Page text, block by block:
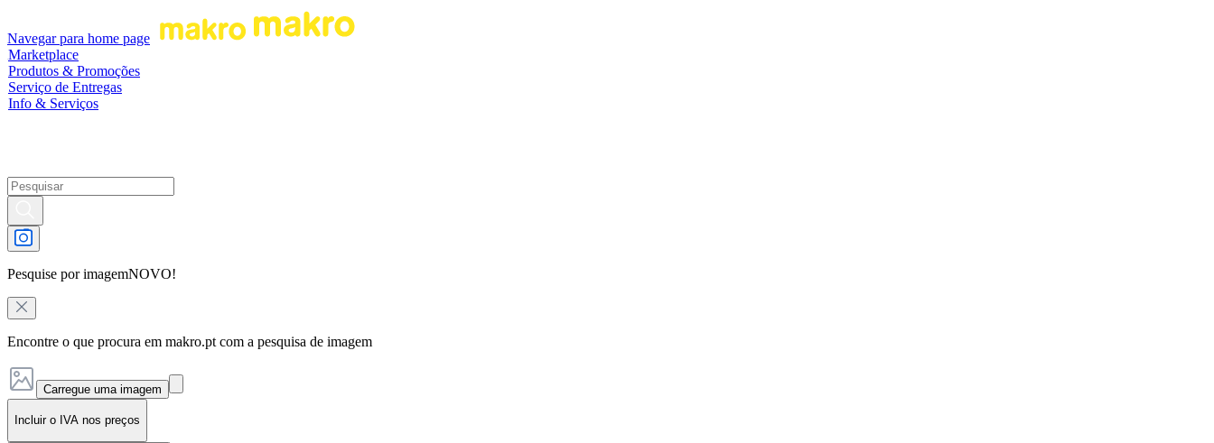
Navegar para home page
Marketplace
Produtos & Promoções
Serviço de Entregas
Info & Serviços
Pesquise por imagemNOVO!
Encontre o que procura em makro.pt com a pesquisa de imagem
Carregue uma imagem
Incluir o IVA nos preços